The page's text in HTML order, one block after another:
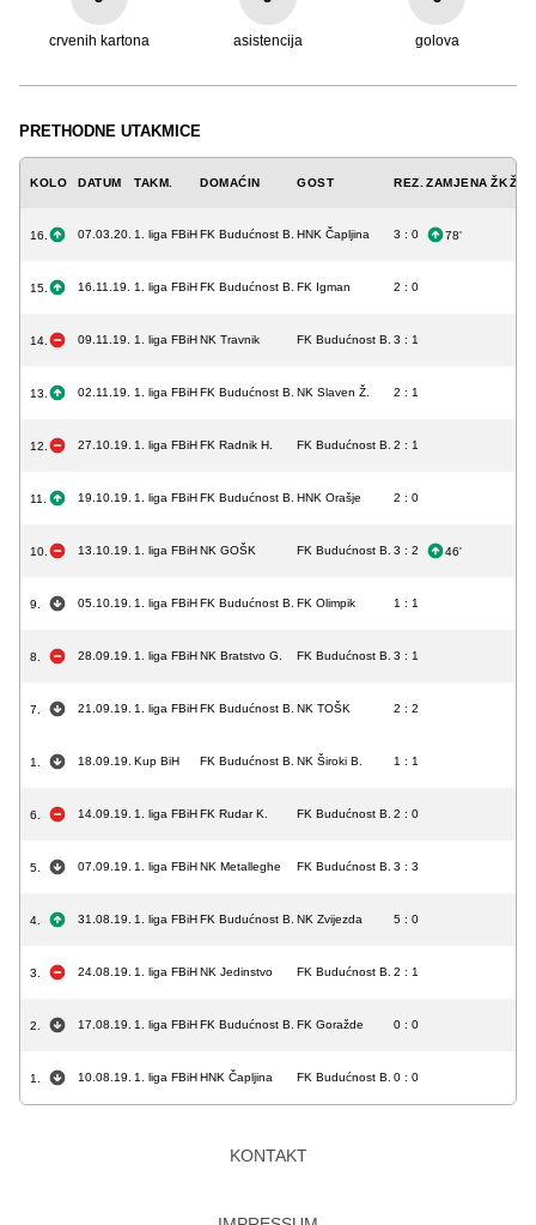
crvenih kartona asistencija golova
PRETHODNE UTAKMICE
KOLO DATUM TAKM. DOMAĆIN GOST REZ. ZAMJENA ŽKŽCK
16. 07.03.20. 1. liga FBiHFK Budućnost B. HNK Čapljina 3 : 0 78'
15. 16.11.19. 1. liga FBiHFK Budućnost B. FK Igman 2 : 0
14. 09.11.19. 1. liga FBiHNK Travnik FK Budućnost B. 3 : 1
13. 02.11.19. 1. liga FBiHFK Budućnost B. NK Slaven Ž. 2 : 1
12. 27.10.19. 1. liga FBiHFK Radnik H. FK Budućnost B. 2 : 1
11. 19.10.19. 1. liga FBiHFK Budućnost B. HNK Orašje 2 : 0
10. 13.10.19. 1. liga FBiHNK GOŠK FK Budućnost B. 3 : 2 46'
9. 05.10.19. 1. liga FBiHFK Budućnost B. FK Olimpik 1 : 1
8. 28.09.19. 1. liga FBiHNK Bratstvo G. FK Budućnost B. 3 : 1
7. 21.09.19. 1. liga FBiHFK Budućnost B. NK TOŠK 2 : 2
1. 18.09.19. Kup BiH FK Budućnost B. NK Široki B. 1 : 1
6. 14.09.19. 1. liga FBiHFK Rudar K. FK Budućnost B. 2 : 0
5. 07.09.19. 1. liga FBiHNK Metalleghe FK Budućnost B. 3 : 3
4. 31.08.19. 1. liga FBiHFK Budućnost B. NK Zvijezda 5 : 0
3. 24.08.19. 1. liga FBiHNK Jedinstvo FK Budućnost B. 2 : 1
2. 17.08.19. 1. liga FBiHFK Budućnost B. FK Goražde 0 : 0
1. 10.08.19. 1. liga FBiHHNK Čapljina FK Budućnost B. 0 : 0
KONTAKT